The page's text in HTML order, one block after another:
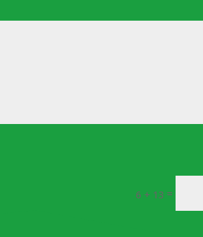
6 + 13 =